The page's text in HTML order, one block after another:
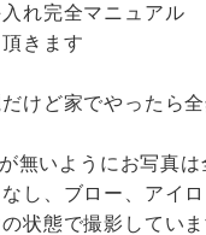
れ完全マニュアル
きます
だけど家でやったら
無いようにお写真は
し、ブロー、アイ
状態で撮影してい